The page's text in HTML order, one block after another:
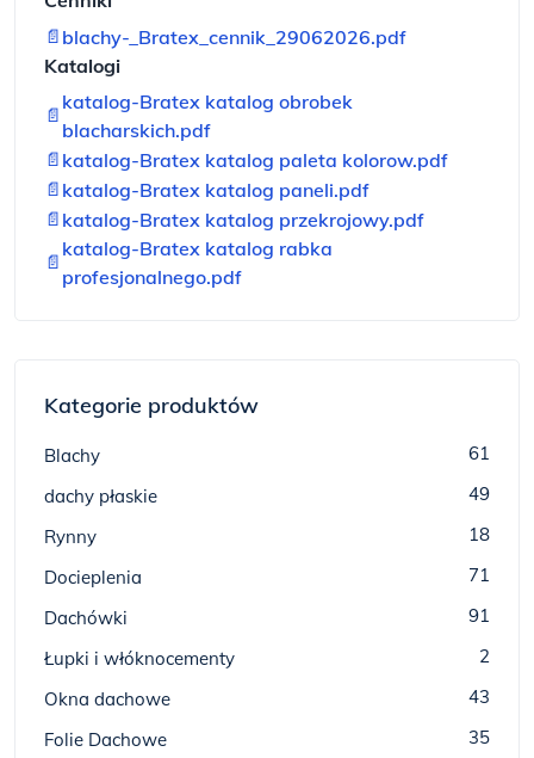
📄 blachy-_Bratex_cennik_29062026.pdf
Katalogi
📄
katalog-Bratex katalog obrobek
blacharskich.pdf
📄 katalog-Bratex katalog paleta kolorow.pdf
📄 katalog-Bratex katalog paneli.pdf
📄 katalog-Bratex katalog przekrojowy.pdf
📄
katalog-Bratex katalog rabka
profesjonalnego.pdf
Kategorie produktów
Blachy
61
dachy płaskie
49
Rynny
18
Docieplenia
71
Dachówki
91
Łupki i włóknocementy
2
Okna dachowe
43
Folie Dachowe
35